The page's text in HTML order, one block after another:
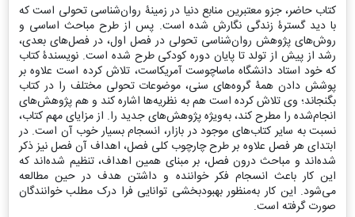
کتاب حاضر، جزو معتبرین منابع دنیا در زمینۀ روان‌شناسی تحولی است که
با دید گسترۀ زندگی نگارش شده است. پس از طرح مباحث اساسی و
روش‌های پژوهش روان‌شناسی تحولی در فصل اول، در فصل‌های بعدی،
رشد از پیش از تولد تا پایان دوره کودکی طرح شده ‌است. نویسندۀ کتاب
که خود استاد دانشگاه ماساچوست آمریکاست، تلاش کرده است علاوه بر
پوشش دادن همۀ گروه‌های سنی، موضوعات تحولی مختلف را در کتاب
بگنجاند؛ وی تلاش کرده است هم به نظریه‌ها اشاره کند و هم پژوهش‌های
انجام‌شده را مطرح کند، به‌ویژه پژوهش‌های جدید را. از مزایای مهم کتاب،
نسبت به سایر کتاب‌های موجود در بازار، انسجام بسیار خوب آن است. در
ابتدای هر فصل علاوه بر طرح چارچوب کلی فصل، اهداف آن فصل نیز ذکر
شده‌اند و مباحث درون فصل، بر مبنای همین اهداف، تنظیم شده‌اند که
این کار باعث انسجام فکر خواننده و داشتن هدف در حین مطالعه
می‌شود. این کار به‌منظور بهبودبخشی توانایی فرا درک مطلب خوانندگان
صورت گرفته است.